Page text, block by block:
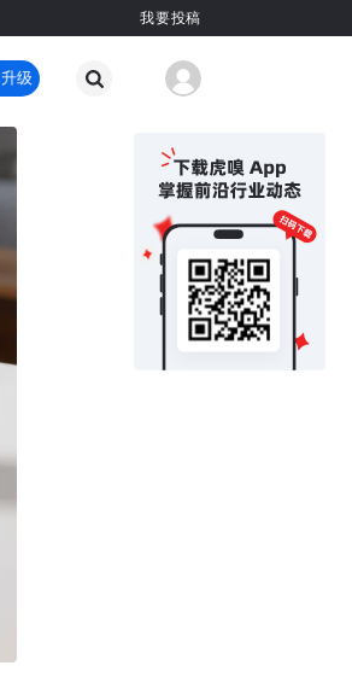
我要投稿
虎嗅嗅全新升级